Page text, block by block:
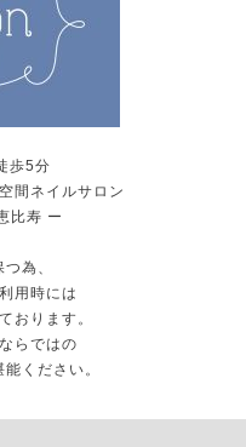
歩5分
間ネイルサロン
比寿 ー
為、
用時には
おります。
らではの
ください。